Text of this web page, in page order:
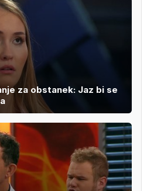
za obstanek: Jaz bi se